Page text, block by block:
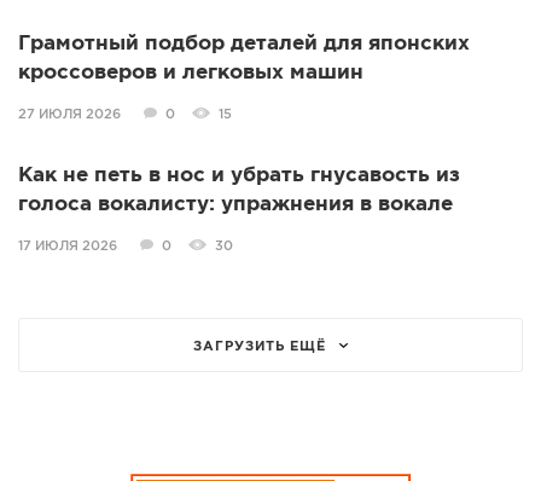
Грамотный подбор деталей для японских
кроссоверов и легковых машин
27 ИЮЛЯ 2026 0 15
Как не петь в нос и убрать гнусавость из
голоса вокалисту: упражнения в вокале
17 ИЮЛЯ 2026 0 30
ЗАГРУЗИТЬ ЕЩЁ